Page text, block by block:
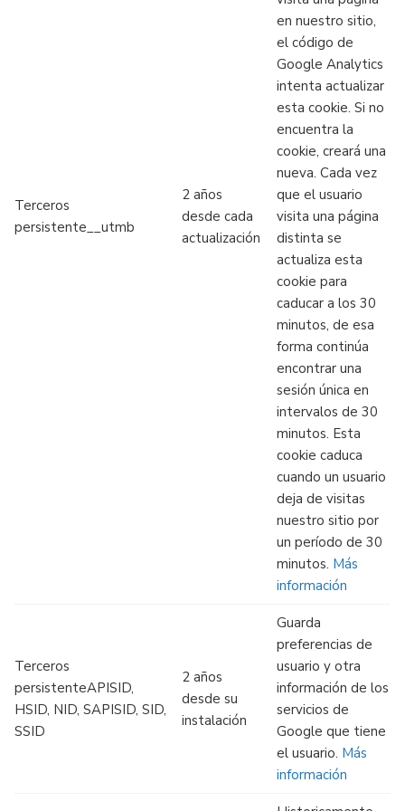
Terceros
persistente__utmb
2 años
desde cada
actualización
en nuestro sitio,
el código de
Google Analytics
intenta actualizar
esta cookie. Si no
encuentra la
cookie, creará una
nueva. Cada vez
que el usuario
visita una página
distinta se
actualiza esta
cookie para
caducar a los 30
minutos, de esa
forma continúa
encontrar una
sesión única en
intervalos de 30
minutos. Esta
cookie caduca
cuando un usuario
deja de visitas
nuestro sitio por
un período de 30
minutos. Más
información
Terceros
persistenteAPISID,
HSID, NID, SAPISID, SID,
SSID
2 años
desde su
instalación
Guarda
preferencias de
usuario y otra
información de los
servicios de
Google que tiene
el usuario. Más
información